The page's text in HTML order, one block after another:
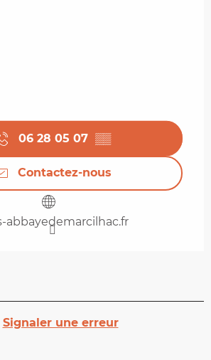
06 28 05 07 ▒▒
Contactez-nous
abbayedemarcilhac.fr
Signaler une erreur